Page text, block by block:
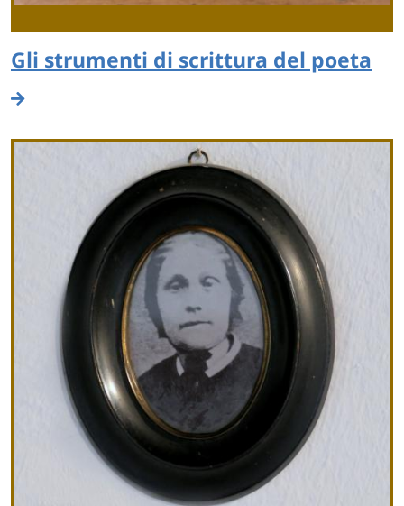
Gli strumenti di scrittura del poeta